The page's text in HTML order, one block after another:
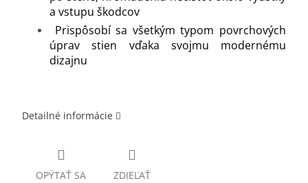
a vstupu škodcov
Prispôsobí sa všetkým typom povrchových
úprav stien vďaka svojmu modernému
dizajnu
Detailné informácie
OPÝTAŤ SA ZDIEĽAŤ